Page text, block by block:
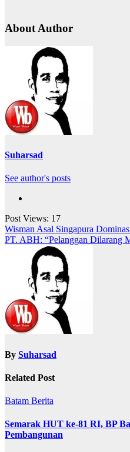
About Author
Suharsad
See author's posts
Post Views: 17
Navigasi
pos
Wisman Asal Singapura
PT. ABH: “Pelanggan Dilarang
By Suharsad
Related Post
Batam Berita
Semarak HUT ke-81 RI, BP
Pembangunan